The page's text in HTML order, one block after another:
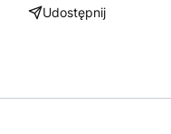
Udostępnij